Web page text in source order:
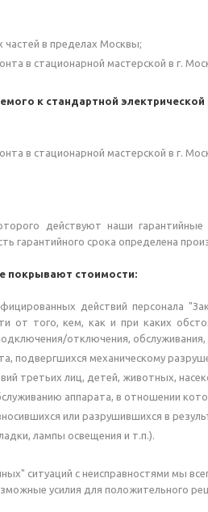
частей в пределах Москвы;
в стационарной мастерской в г.
к стандартной
в стационарной мастерской в г.
действуют наши
гарантийного срока определена
покрывают стоимости:
действий персонала
от того, кем, как и при каких
отключения,
подвергшихся механическому
третьих лиц, детей, животных,
аппарата, в отношении
или разрушившихся в
лампы освещения и т.п.).
ситуаций с неисправностями мы
усилия для положительного